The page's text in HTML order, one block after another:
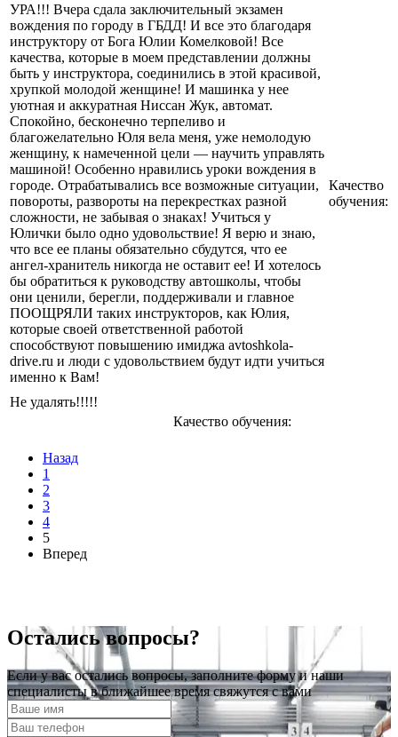
УРА!!! Вчера сдала заключительный экзамен
вождения по городу в ГБДД! И все это благодаря
инструктору от Бога Юлии Комелковой! Все
качества, которые в моем представлении должны
быть у инструктора, соединились в этой красивой,
хрупкой молодой женщине! И машинка у нее
уютная и аккуратная Ниссан Жук, автомат.
Спокойно, бесконечно терпеливо и
благожелательно Юля вела меня, уже немолодую
женщину, к намеченной цели — научить управлять
машиной! Особенно нравились уроки вождения в
городе. Отрабатывались все возможные ситуации,
повороты, развороты на перекрестках разной
сложности, не забывая о знаках! Учиться у
Юлички было одно удовольствие! Я верю и знаю,
что все ее планы обязательно сбудутся, что ее
ангел-хранитель никогда не оставит ее! И хотелось
бы обратиться к руководству автошколы, чтобы
они ценили, берегли, поддерживали и главное
ПООЩРЯЛИ таких инструкторов, как Юлия,
которые своей ответственной работой
способствуют повышению имиджа avtoshkola-
drive.ru и люди с удовольствием будут идти учиться
именно к Вам!
Качество
обучения:
Не удалять!!!!!
Качество обучения:
Назад
1
2
3
4
5
Вперед
Остались вопросы?
Если у вас остались вопросы, заполните форму и наши
специалисты в ближайшее время свяжутся с вами